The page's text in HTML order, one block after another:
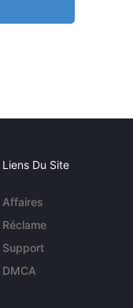
Liens Du Site
Affaires
Réclame
Support
DMCA